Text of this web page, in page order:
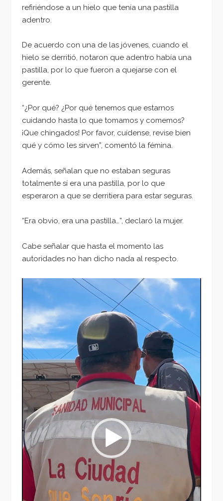
refiriéndose a un hielo que tenía una pastilla
adentro.
De acuerdo con una de las jóvenes, cuando el
hielo se derritió, notaron que adentro había una
pastilla, por lo que fueron a quejarse con el
gerente.
“¿Por qué? ¿Por qué tenemos que estarnos
cuidando hasta lo que tomamos y comemos?
¡Que chingados! Por favor, cuídense, revise bien
qué y cómo les sirven”, comentó la fémina.
Además, señalan que no estaban seguras
totalmente sí era una pastilla, por lo que
esperaron a que se derritiera para estar seguras.
“Era obvio, era una pastilla…”, declaró la mujer.
Cabe señalar que hasta el momento las
autoridades no han dicho nada al respecto.
Reproductor
vídeo